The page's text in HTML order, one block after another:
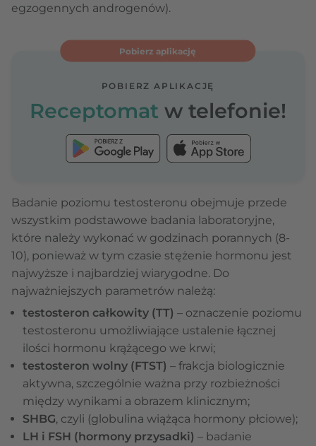
egzogennych androgenów).
Pobierz aplikację
POBIERZ APLIKACJĘ
Receptomat w telefonie!
Badanie poziomu testosteronu obejmuje przede
wszystkim podstawowe badania laboratoryjne,
które należy wykonać w godzinach porannych (8-
10), ponieważ w tym czasie stężenie hormonu jest
najwyższe i najbardziej wiarygodne. Do
najważniejszych parametrów należą:
testosteron całkowity (TT) – oznaczenie poziomu
testosteronu umożliwiające ustalenie łącznej
ilości hormonu krążącego we krwi;
testosteron wolny (FTST) – frakcja biologicznie
aktywna, szczególnie ważna przy rozbieżności
między wynikami a obrazem klinicznym;
SHBG, czyli (globulina wiążąca hormony płciowe);
LH i FSH (hormony przysadki) – badanie